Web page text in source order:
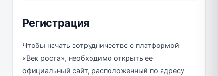
Регистрация
Чтобы начать сотрудничество с платформой
«Век роста», необходимо открыть ее
официальный сайт, расположенный по адресу